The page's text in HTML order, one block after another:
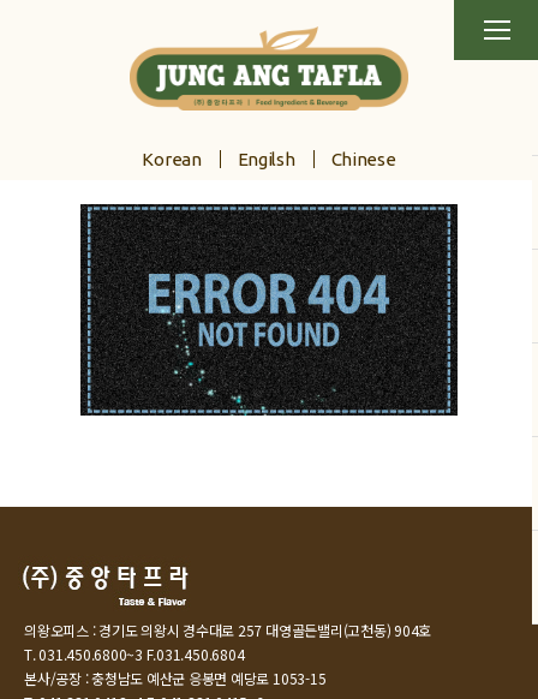
Korean Engilsh Chinese
의왕오피스 : 경기도 의왕시 경수대로 257 대영골든밸리(고천동) 904호
T. 031.450.6800~3 F.031.450.6804
본사/공장 : 충청남도 예산군 응봉면 예당로 1053-15